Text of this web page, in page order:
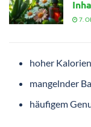
7.
hoher
mangelnder
häufigem